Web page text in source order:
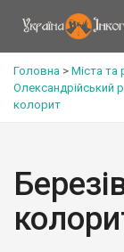
Головна > Міста та
Олександрійський
колорит